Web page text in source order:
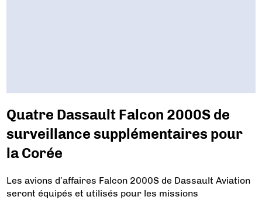
Quatre Dassault Falcon 2000S de
surveillance supplémentaires pour
la Corée
Les avions d’affaires Falcon 2000S de Dassault Aviation
seront équipés et utilisés pour les missions